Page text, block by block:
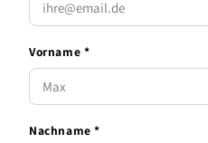
Vorname *
Nachname *